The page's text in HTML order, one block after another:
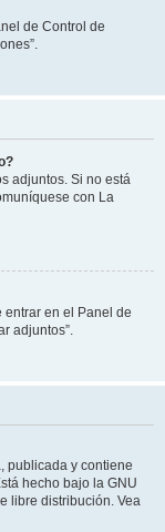
de Control de
adjuntos. Si no está
con La
entrar en el Panel de
adjuntos”.
publicada y contiene
hecho bajo la GNU
libre distribución. Vea